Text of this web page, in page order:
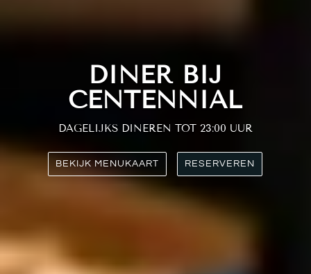
DINER BIJ
CENTENNIAL
DAGELIJKS DINEREN TOT 23:00 UUR
BEKIJK MENUKAART RESERVEREN